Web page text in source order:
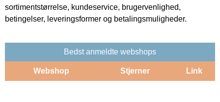
sortimentstørrelse, kundeservice, brugervenlighed,
betingelser, leveringsformer og betalingsmuligheder.
Bedst anmeldte webshops
Webshop Stjerner Link